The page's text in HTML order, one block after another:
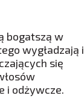
bogatszą w
wygładzają i
się
i odżywcze.